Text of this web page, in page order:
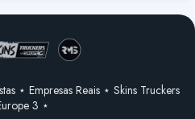
⋆ Empresas Reais ⋆ Skins Truckers
3 ⋆